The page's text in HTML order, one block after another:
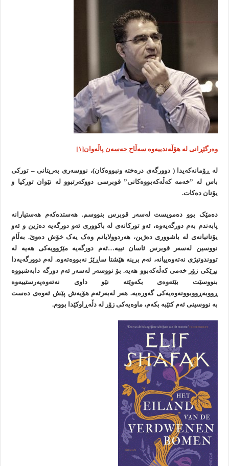
وەرگێڕانی لە هۆڵەندییەوەسەڵاح حەسەن پاڵەوان[۱]
لە ڕۆمانەکەیدا ( دوورگەی درەختە ونبووەکان)، نووسەری بەریتانی – تورکی
باس لە ”خەمە کەڵەکەبووەکانی” قوبرسی دووکەرتبوو لە نێوان تورکیا و
یۆنان دەکات.
دەمێک بوو دەمویست لەسەر قوبرس بنووسم. هەستدەکەم هەستیارانە
پابەندم بەم دورگەیەوە، ئەو تورکانەی لە باکووری ئەو دورگەیە دەژین و ئەو
یۆنانیانەی لە باشووری دەژین، هەردوولایانم وەک یەک خۆش دەوێ. بەڵام
نووسین لەسەر قوبرس ئاسان نییە…ئەم دورگەیە مێژوویەکی هەیە لە
تووندوتیژی نەتەوەییانە، ئەم برینە هێشتا ساڕێژ نەبووەتەوە. لەم دوورگەیەدا
بڕێکی زۆر خەمی کەڵەکەبوو هەیە. بۆ نووسەر لەسەر ئەم دورگە دابەشبووە
بنووسێت بێئەوەی بکەوێتە نێو داوی نەتەوەپەرستییەوە
ڕووبەڕووبوونەوەیەکی گەورەیە. هەر لەبەرئەم هۆیەش پێش ئەوەی دەست
بە نووسینی ئەم کتێبە بکەم، ماوەیەکی زۆر لە دڵەڕاوکێدا بووم.